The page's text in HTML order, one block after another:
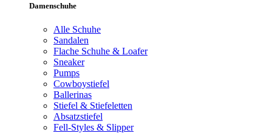
Damenschuhe
Alle Schuhe
Sandalen
Flache Schuhe & Loafer
Sneaker
Pumps
Cowboystiefel
Ballerinas
Stiefel & Stiefeletten
Absatzstiefel
Fell-Styles & Slipper